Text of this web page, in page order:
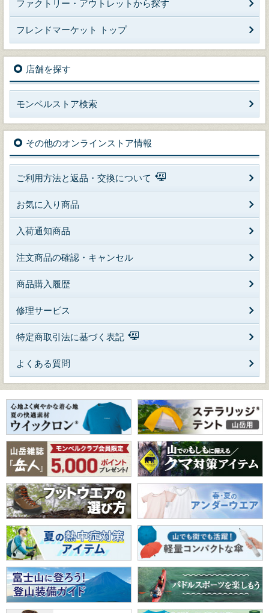
ファクトリー・アウトレットから探す
フレンドマーケット トップ
店舗を探す
モンベルストア検索
その他のオンラインストア情報
ご利用方法と返品・交換について
お気に入り商品
入荷通知商品
注文商品の確認・キャンセル
商品購入履歴
修理サービス
特定商取引法に基づく表記
よくある質問